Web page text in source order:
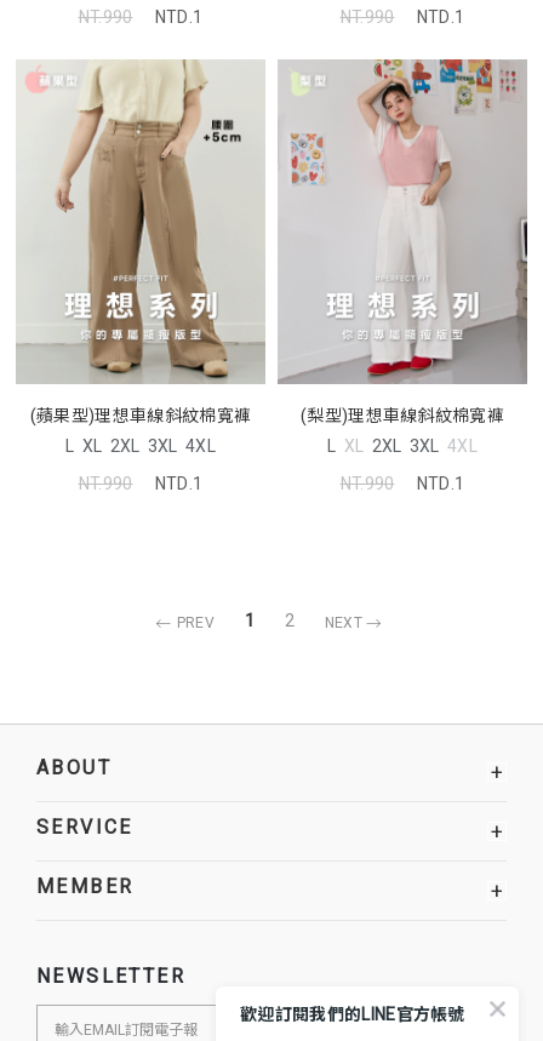
NT.990
NTD.1
NT.990
NTD.1
(蘋果型)理想車線斜紋棉寬褲
L XL 2XL 3XL 4XL
NT.990
NTD.1
(梨型)理想車線斜紋棉寬褲
L XL 2XL 3XL 4XL
NT.990
NTD.1
PREV 1 2 NEXT
ABOUT +
SERVICE +
MEMBER +
NEWSLETTER
歡迎訂閱我們的LINE官方帳號